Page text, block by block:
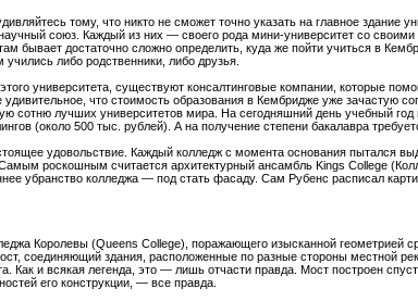
тому, что никто не сможет точно указать на главное здание
союз. Каждый из них — своего рода мини-университет со
бывает достаточно сложно определить, куда же пойти учиться в
либо родственники, либо друзья.
университета, существуют консалтинговые компании, которые
что стоимость образования в Кембридже уже зачастую
сотню лучших университетов мира. На сегодняшний день учебный
(около 500 тыс. рублей). А на получение степени бакалавра
удовольствие. Каждый колледж с момента основания пытался
роскошным считается архитектурный ансамбль Kings College
убранство колледжа — под стать фасаду. Сам Рубенс расписал
Королевы (Queens College), поражающего изысканной геометрией
соединяющий здания, расположенные по разные стороны местной
Как и всякая легенда, это — лишь отчасти правда. Мост построен
его конструкции, — все правда.